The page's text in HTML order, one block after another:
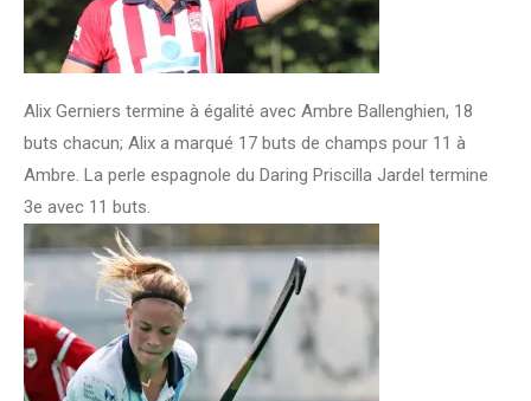
Alix Gerniers termine à égalité avec Ambre Ballenghien, 18
buts chacun; Alix a marqué 17 buts de champs pour 11 à
Ambre. La perle espagnole du Daring Priscilla Jardel termine
3e avec 11 buts.